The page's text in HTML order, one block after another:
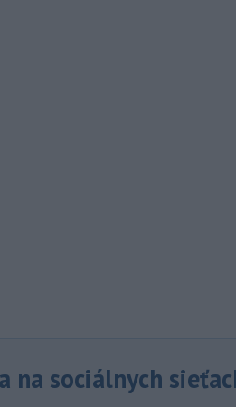
na sociálnych